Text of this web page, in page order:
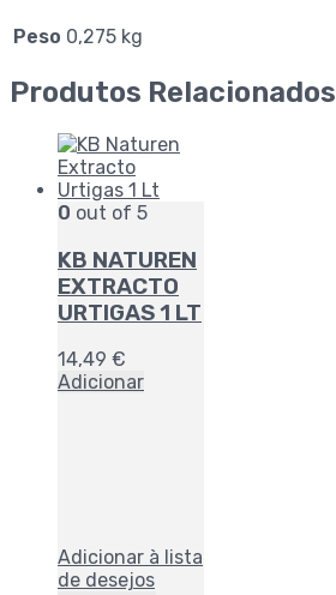
Peso 0,275 kg
Produtos Relacionados
0 out of 5
KB NATUREN
EXTRACTO
URTIGAS 1 LT
14,49 €
Adicionar
Adicionar à lista
de desejos